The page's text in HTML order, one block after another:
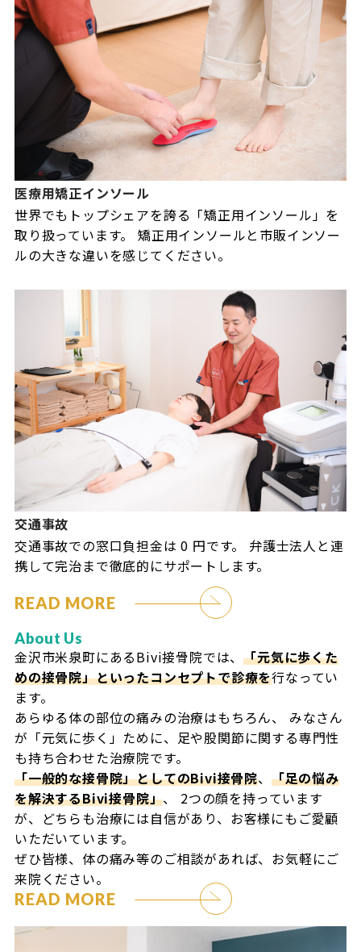
医療用矯正インソール
世界でもトップシェアを誇る「矯正用インソール」を
取り扱っています。 矯正用インソールと市販インソー
ルの大きな違いを感じてください。
交通事故
交通事故での窓口負担金は 0 円です。 弁護士法人と連
携して完治まで徹底的にサポートします。
READ MORE
About Us
金沢市米泉町にあるBivi接骨院では、「元気に歩くた
めの接骨院」といったコンセプトで診療を行なってい
ます。
あらゆる体の部位の痛みの治療はもちろん、
みなさん
が「元気に歩く」ために、足や股関節に関する専門性
も持ち合わせた治療院です。
「一般的な接骨院」としてのBivi接骨院、 「足の悩み
を解決するBivi接骨院」、
2つの顔を持っています
が、どちらも治療には自信があり、お客様にもご愛顧
いただいています。
ぜひ皆様、体の痛み等のご相談があれば、お気軽にご
来院ください。
READ MORE